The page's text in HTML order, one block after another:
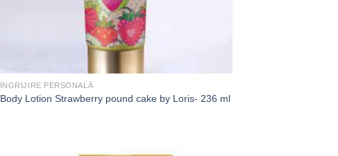
ÎNGRIJIRE PERSONALĂ
Body Lotion Strawberry pound cake by Loris- 236 ml